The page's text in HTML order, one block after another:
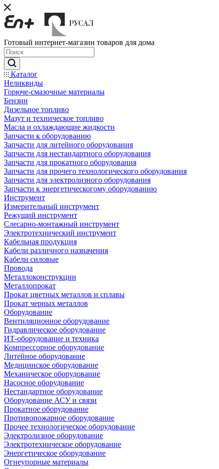
Готовый интернет-магазин товаров для дома
Каталог
Неликвиды
Горюче-смазочные материалы
Бензин
Дизельное топливо
Мазут и техническое топливо
Масла и охлаждающие жидкости
Запчасти к оборудованию
Запчасти для литейного оборудования
Запчасти для нестандартного оборудования
Запчасти для прокатного оборудования
Запчасти для прочего технологического оборудования
Запчасти для электролизного оборудования
Запчасти к энергетическогому оборудованию
Инструмент
Измерительный инструмент
Режущий инструмент
Слесарно-монтажный инструмент
Электротехнический инструмент
Кабельная продукция
Кабели различного назначения
Кабели силовые
Провода
Металлоконструкции
Металлопрокат
Прокат цветных металлов и сплавы
Прокат черных металлов
Оборудование
Вентиляционное оборудование
Гидравлическое оборудование
ИТ-оборудование и техника
Компрессорное оборудование
Литейное оборудование
Медицинское оборудование
Механическое оборудование
Насосное оборудование
Нестандартное оборудование
Оборудование АСУ и связи
Прокатное оборудование
Противопожарное оборудование
Прочее технологическое оборудование
Электролизное оборудование
Электротехническое оборудование
Энергетическое оборудование
Огнеупорные материалы